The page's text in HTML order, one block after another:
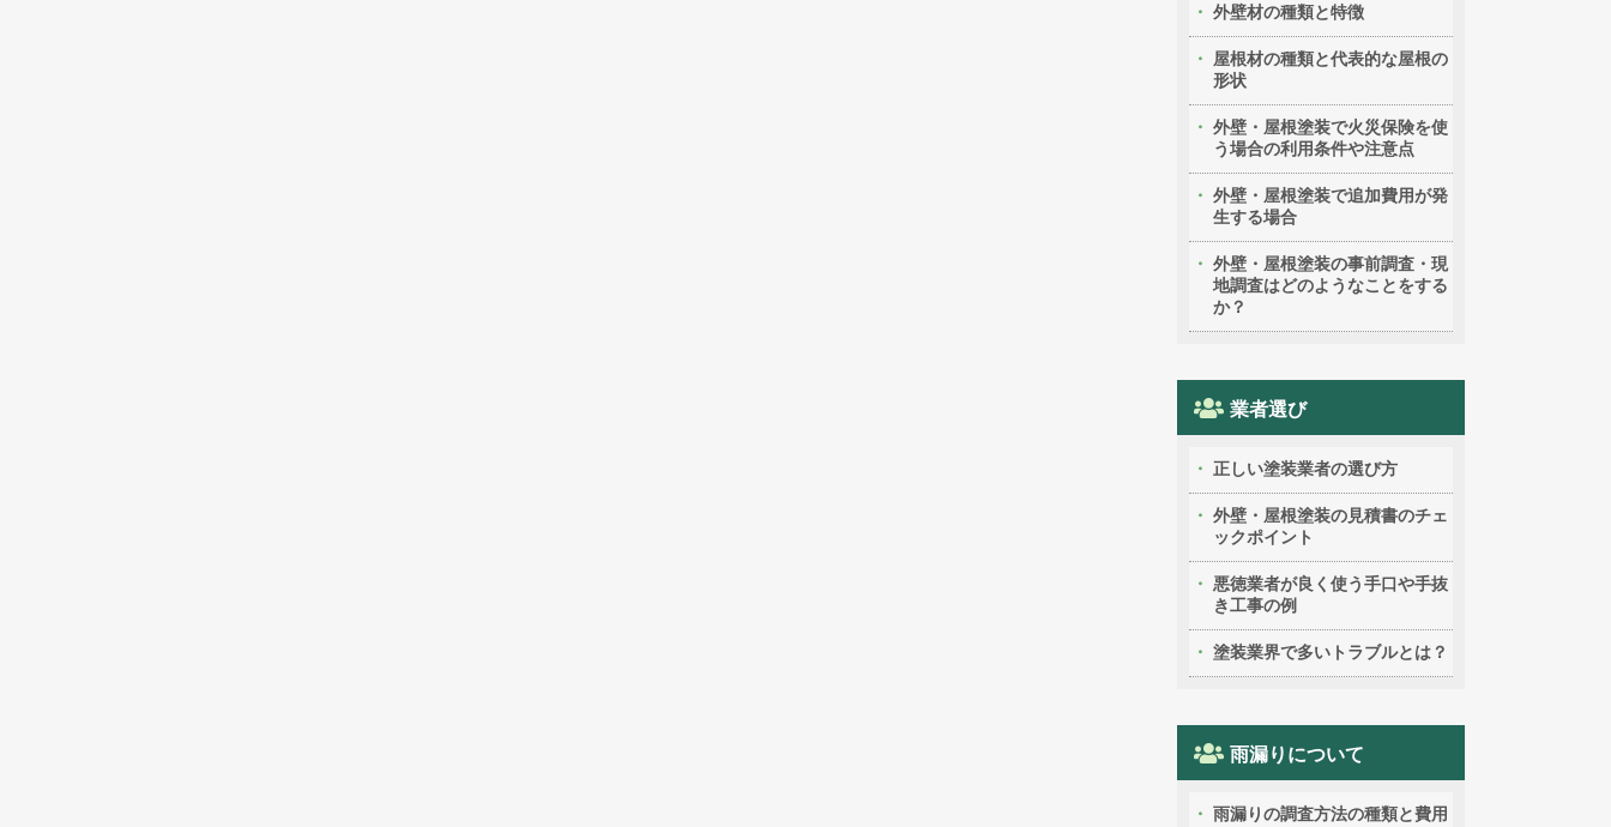
外壁材の種類と特徴
屋根材の種類と代表的な屋根の
形状
外壁・屋根塗装で火災保険を使
う場合の利用条件や注意点
外壁・屋根塗装で追加費用が発
生する場合
外壁・屋根塗装の事前調査・現
地調査はどのようなことをする
か？
業者選び
正しい塗装業者の選び方
外壁・屋根塗装の見積書のチェ
ックポイント
悪徳業者が良く使う手口や手抜
き工事の例
塗装業界で多いトラブルとは？
雨漏りについて
雨漏りの調査方法の種類と費用